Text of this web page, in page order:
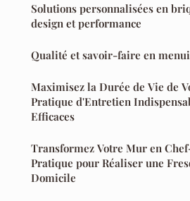
Solutions personnalisées en
design et performance
Qualité et savoir-faire en
Maximisez la Durée de Vie de
Pratique d'Entretien
Efficaces
Transformez Votre Mur en
Pratique pour Réaliser une
Domicile